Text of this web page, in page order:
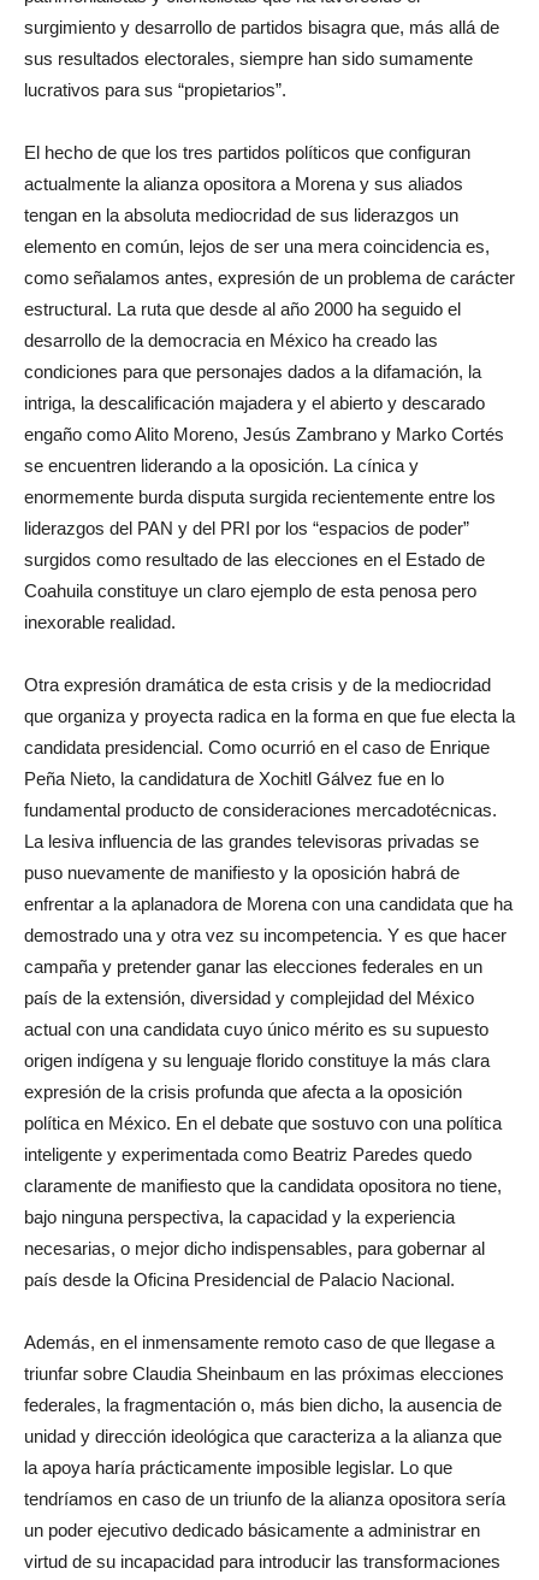
surgimiento y desarrollo de partidos bisagra que, más allá de
sus resultados electorales, siempre han sido sumamente
lucrativos para sus “propietarios”.
El hecho de que los tres partidos políticos que configuran
actualmente la alianza opositora a Morena y sus aliados
tengan en la absoluta mediocridad de sus liderazgos un
elemento en común, lejos de ser una mera coincidencia es,
como señalamos antes, expresión de un problema de carácter
estructural. La ruta que desde al año 2000 ha seguido el
desarrollo de la democracia en México ha creado las
condiciones para que personajes dados a la difamación, la
intriga, la descalificación majadera y el abierto y descarado
engaño como Alito Moreno, Jesús Zambrano y Marko Cortés
se encuentren liderando a la oposición. La cínica y
enormemente burda disputa surgida recientemente entre los
liderazgos del PAN y del PRI por los “espacios de poder”
surgidos como resultado de las elecciones en el Estado de
Coahuila constituye un claro ejemplo de esta penosa pero
inexorable realidad.
Otra expresión dramática de esta crisis y de la mediocridad
que organiza y proyecta radica en la forma en que fue electa la
candidata presidencial. Como ocurrió en el caso de Enrique
Peña Nieto, la candidatura de Xochitl Gálvez fue en lo
fundamental producto de consideraciones mercadotécnicas.
La lesiva influencia de las grandes televisoras privadas se
puso nuevamente de manifiesto y la oposición habrá de
enfrentar a la aplanadora de Morena con una candidata que ha
demostrado una y otra vez su incompetencia. Y es que hacer
campaña y pretender ganar las elecciones federales en un
país de la extensión, diversidad y complejidad del México
actual con una candidata cuyo único mérito es su supuesto
origen indígena y su lenguaje florido constituye la más clara
expresión de la crisis profunda que afecta a la oposición
política en México. En el debate que sostuvo con una política
inteligente y experimentada como Beatriz Paredes quedo
claramente de manifiesto que la candidata opositora no tiene,
bajo ninguna perspectiva, la capacidad y la experiencia
necesarias, o mejor dicho indispensables, para gobernar al
país desde la Oficina Presidencial de Palacio Nacional.
Además, en el inmensamente remoto caso de que llegase a
triunfar sobre Claudia Sheinbaum en las próximas elecciones
federales, la fragmentación o, más bien dicho, la ausencia de
unidad y dirección ideológica que caracteriza a la alianza que
la apoya haría prácticamente imposible legislar. Lo que
tendríamos en caso de un triunfo de la alianza opositora sería
un poder ejecutivo dedicado básicamente a administrar en
virtud de su incapacidad para introducir las transformaciones